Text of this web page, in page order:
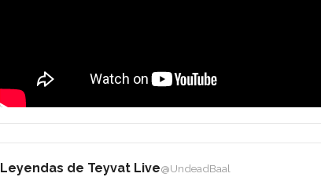
Leyendas de Teyvat Live@UndeadBaal